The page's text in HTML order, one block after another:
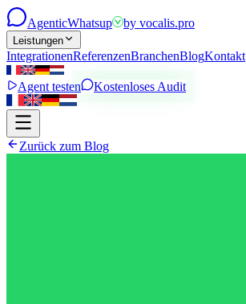
AgenticWhatsup by vocalis.pro
Leistungen
IntegrationenReferenzenBranchenBlogKontakt
Agent testen Kostenloses Audit
Zurück zum Blog